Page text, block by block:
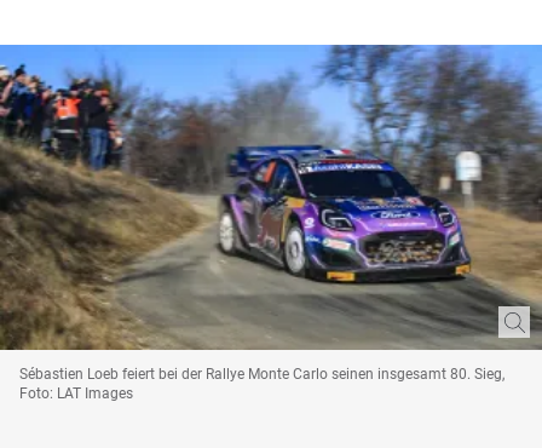
Sébastien Loeb feiert bei der Rallye Monte Carlo seinen insgesamt 80. Sieg,
Foto: LAT Images